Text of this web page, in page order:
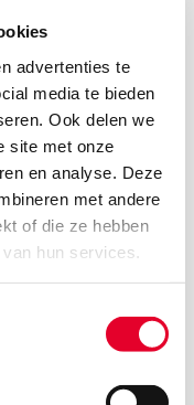
advertenties te
media te bieden
Ook delen we
site met onze
en analyse. Deze
met andere
of die ze hebben
hun services.